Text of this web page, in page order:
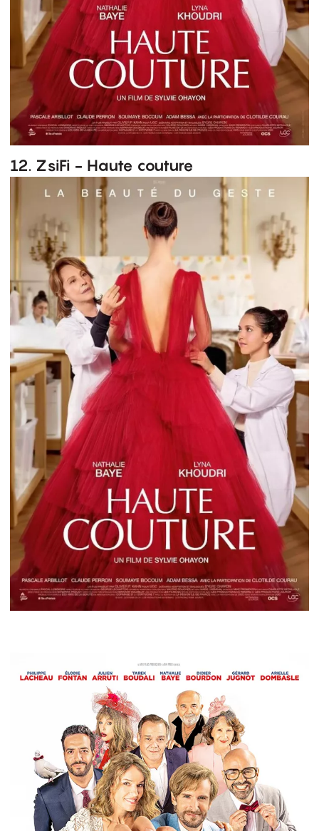
12. ZsiFi - Haute couture